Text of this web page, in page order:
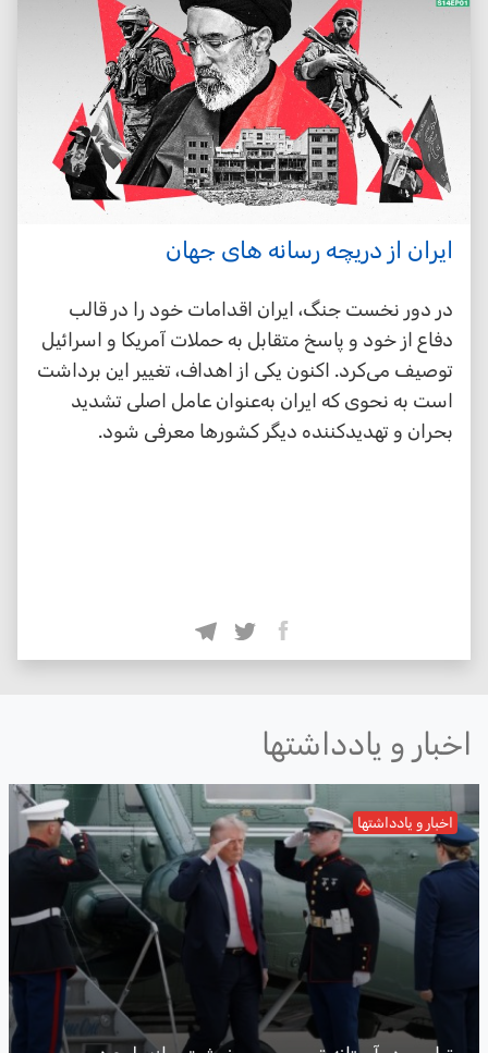
ایران از دریچه رسانه های جهان
در دور نخست جنگ، ایران اقدامات خود را در قالب
دفاع از خود و پاسخ متقابل به حملات آمریکا و اسرائیل
توصیف می‌کرد. اکنون یکی از اهداف، تغییر این برداشت
است به نحوی که ایران به‌عنوان عامل اصلی تشدید
بحران و تهدیدکننده دیگر کشورها معرفی شود.
اخبار و یادداشتها
اخبار و یادداشتها